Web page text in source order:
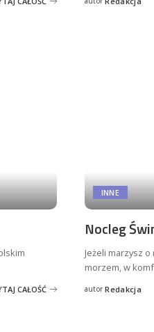
Posted
CAŁOŚĆ
INNE
Nocleg
Jeżeli marzysz
morzem, w
Posted
autor Redakcja